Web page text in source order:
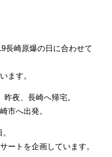
長崎原爆の日に合わせて
ます。
夜、長崎へ帰宅。
市へ出発。
ートを企画しています。